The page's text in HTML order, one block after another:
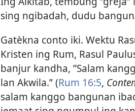
sing ngibadah, dudu
Gatèkna conto iki. Wektu
Kristen ing Rum, Rasul
banjur kandha, ”Salam
lan Akwila.” (Rum 16:5,
salam kanggo bangunan